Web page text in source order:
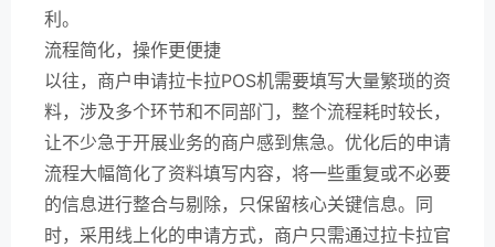
利。
流程简化，操作更便捷
以往，商户申请拉卡拉POS机需要填写大量繁琐的资
料，涉及多个环节和不同部门，整个流程耗时较长，
让不少急于开展业务的商户感到焦急。优化后的申请
流程大幅简化了资料填写内容，将一些重复或不必要
的信息进行整合与剔除，只保留核心关键信息。同
时，采用线上化的申请方式，商户只需通过拉卡拉官